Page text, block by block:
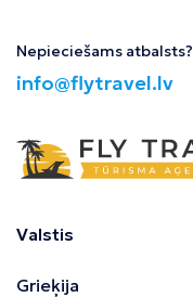
Nepieciešams atbalsts?
info@flytravel.lv
Valstis
Grieķija